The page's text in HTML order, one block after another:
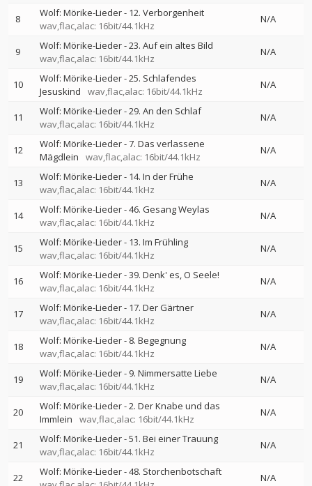
8
Wolf: Mörike-Lieder - 12. Verborgenheit
wav,flac,alac: 16bit/44.1kHz
N/A
9
Wolf: Mörike-Lieder - 23. Auf ein altes Bild
wav,flac,alac: 16bit/44.1kHz
N/A
10
Wolf: Mörike-Lieder - 25. Schlafendes
Jesuskind
wav,flac,alac: 16bit/44.1kHz
N/A
11
Wolf: Mörike-Lieder - 29. An den Schlaf
wav,flac,alac: 16bit/44.1kHz
N/A
12
Wolf: Mörike-Lieder - 7. Das verlassene
Mägdlein
wav,flac,alac: 16bit/44.1kHz
N/A
13
Wolf: Mörike-Lieder - 14. In der Frühe
wav,flac,alac: 16bit/44.1kHz
N/A
14
Wolf: Mörike-Lieder - 46. Gesang Weylas
wav,flac,alac: 16bit/44.1kHz
N/A
15
Wolf: Mörike-Lieder - 13. Im Frühling
wav,flac,alac: 16bit/44.1kHz
N/A
16
Wolf: Mörike-Lieder - 39. Denk' es, O Seele!
wav,flac,alac: 16bit/44.1kHz
N/A
17
Wolf: Mörike-Lieder - 17. Der Gärtner
wav,flac,alac: 16bit/44.1kHz
N/A
18
Wolf: Mörike-Lieder - 8. Begegnung
wav,flac,alac: 16bit/44.1kHz
N/A
19
Wolf: Mörike-Lieder - 9. Nimmersatte Liebe
wav,flac,alac: 16bit/44.1kHz
N/A
20
Wolf: Mörike-Lieder - 2. Der Knabe und das
Immlein
wav,flac,alac: 16bit/44.1kHz
N/A
21
Wolf: Mörike-Lieder - 51. Bei einer Trauung
wav,flac,alac: 16bit/44.1kHz
N/A
22
Wolf: Mörike-Lieder - 48. Storchenbotschaft
N/A